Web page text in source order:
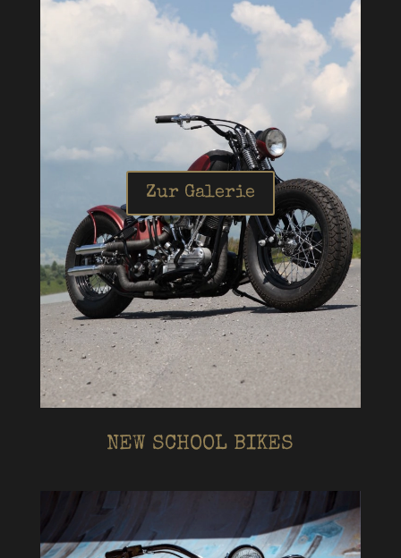
Zur Galerie
NEW SCHOOL BIKES